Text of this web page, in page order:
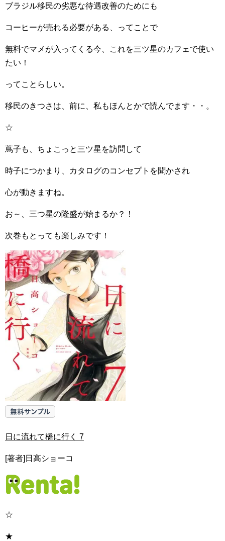
ブラジル移民の劣悪な待遇改善のためにも
コーヒーが売れる必要がある、ってことで
無料でマメが入ってくる今、これを三ツ星のカフェで使い
たい！
ってことらしい。
移民のきつさは、前に、私もほんとかで読んでます・・。
☆
蔦子も、ちょこっと三ツ星を訪問して
時子につかまり、カタログのコンセプトを聞かされ
心が動きますね。
お～、三つ星の隆盛が始まるか？！
次巻もとっても楽しみです！
日に流れて橋に行く 7
[著者]日高ショーコ
☆
★